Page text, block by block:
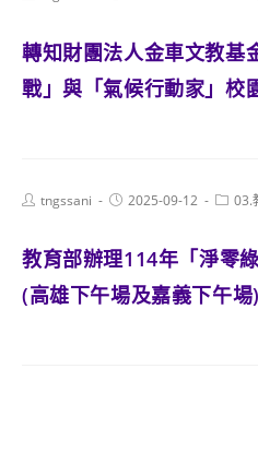
轉知財團法人金車文教基
戰」與「氣候行動家」校
Posttngssani
Post2025-09-12
Post03.
教育部辦理114年「淨零
(高雄下午場及嘉義下午場)